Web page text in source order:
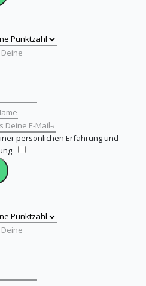
persönlichen Erfahrung und